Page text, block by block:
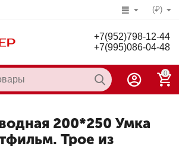
(₽)
+7(952)798-12-44
+7(995)086-04-48
0
200*250 Умка
Трое из